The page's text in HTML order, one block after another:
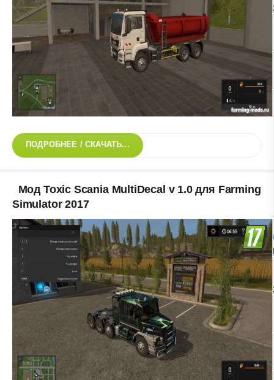
ПОДРОБНЕЕ / СКАЧАТЬ...
Мод Toxic Scania MultiDecal v 1.0 для Farming
Simulator 2017